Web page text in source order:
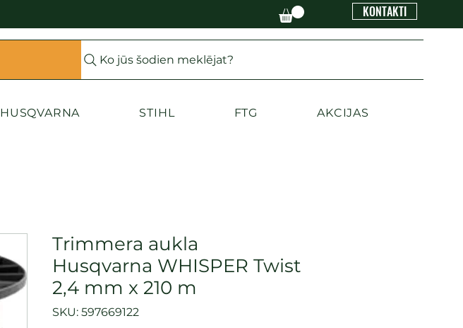
KONTAKTI
Ko jūs šodien meklējat?
HUSQVARNA STIHL FTG AKCIJAS
Trimmera aukla
Husqvarna WHISPER Twist
2,4 mm x 210 m
SKU: 597669122